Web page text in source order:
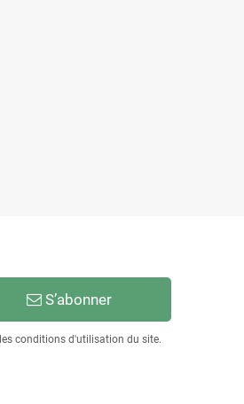
S’abonner
conditions d'utilisation du site.